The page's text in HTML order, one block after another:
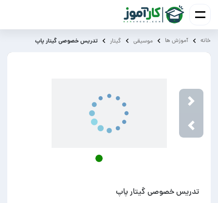
خانه آموزش ‌ها موسیقی گیتار تدریس خصوصی گیتار پاپ
Next
تدریس خصوصی گیتار پاپ